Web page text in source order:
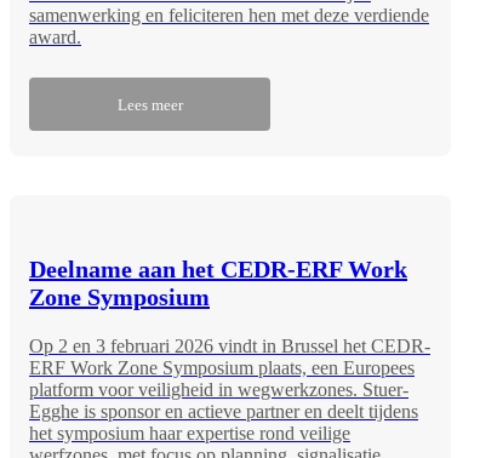
samenwerking en feliciteren hen met deze verdiende
award.
Lees meer
Deelname aan het CEDR-ERF Work
Zone Symposium
Op 2 en 3 februari 2026 vindt in Brussel het CEDR-
ERF Work Zone Symposium plaats, een Europees
platform voor veiligheid in wegwerkzones. Stuer-
Egghe is sponsor en actieve partner en deelt tijdens
het symposium haar expertise rond veilige